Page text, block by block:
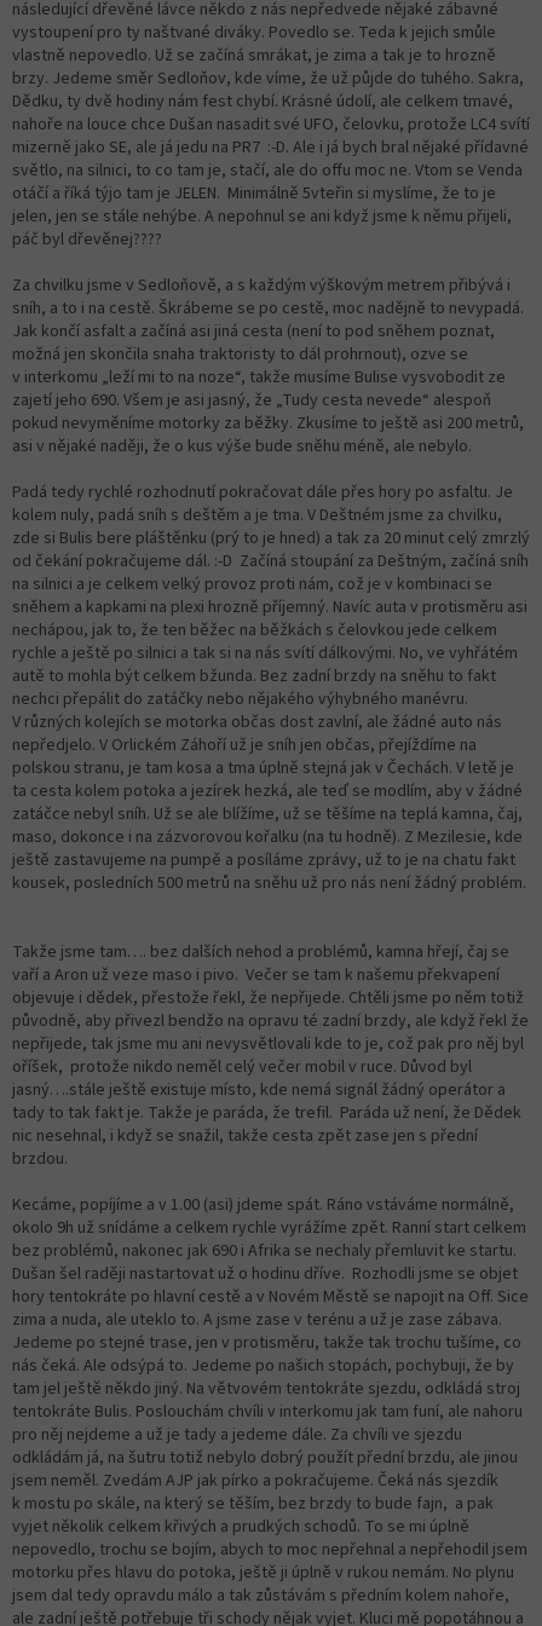
následující dřevěné lávce někdo z nás nepředvede nějaké zábavné
vystoupení pro ty naštvané diváky. Povedlo se. Teda k jejich smůle
vlastně nepovedlo. Už se začíná smrákat, je zima a tak je to hrozně
brzy. Jedeme směr Sedloňov, kde víme, že už půjde do tuhého. Sakra,
Dědku, ty dvě hodiny nám fest chybí. Krásné údolí, ale celkem tmavé,
nahoře na louce chce Dušan nasadit své UFO, čelovku, protože LC4 svítí
mizerně jako SE, ale já jedu na PR7 :-D. Ale i já bych bral nějaké přídavné
světlo, na silnici, to co tam je, stačí, ale do offu moc ne. Vtom se Venda
otáčí a říká týjo tam je JELEN. Minimálně 5vteřin si myslíme, že to je
jelen, jen se stále nehýbe. A nepohnul se ani když jsme k němu přijeli,
páč byl dřevěnej????
Za chvilku jsme v Sedloňově, a s každým výškovým metrem přibývá i
sníh, a to i na cestě. Škrábeme se po cestě, moc nadějně to nevypadá.
Jak končí asfalt a začíná asi jiná cesta (není to pod sněhem poznat,
možná jen skončila snaha traktoristy to dál prohrnout), ozve se
v interkomu „leží mi to na noze“, takže musíme Bulise vysvobodit ze
zajetí jeho 690. Všem je asi jasný, že „Tudy cesta nevede“ alespoň
pokud nevyměníme motorky za běžky. Zkusíme to ještě asi 200 metrů,
asi v nějaké naději, že o kus výše bude sněhu méně, ale nebylo.
Padá tedy rychlé rozhodnutí pokračovat dále přes hory po asfaltu. Je
kolem nuly, padá sníh s deštěm a je tma. V Deštném jsme za chvilku,
zde si Bulis bere pláštěnku (prý to je hned) a tak za 20 minut celý zmrzlý
od čekání pokračujeme dál. :-D Začíná stoupání za Deštným, začíná sníh
na silnici a je celkem velký provoz proti nám, což je v kombinaci se
sněhem a kapkami na plexi hrozně příjemný. Navíc auta v protisměru asi
nechápou, jak to, že ten běžec na běžkách s čelovkou jede celkem
rychle a ještě po silnici a tak si na nás svítí dálkovými. No, ve vyhřátém
autě to mohla být celkem bžunda. Bez zadní brzdy na sněhu to fakt
nechci přepálit do zatáčky nebo nějakého výhybného manévru.
V různých kolejích se motorka občas dost zavlní, ale žádné auto nás
nepředjelo. V Orlickém Záhoří už je sníh jen občas, přejíždíme na
polskou stranu, je tam kosa a tma úplně stejná jak v Čechách. V letě je
ta cesta kolem potoka a jezírek hezká, ale teď se modlím, aby v žádné
zatáčce nebyl sníh. Už se ale blížíme, už se těšíme na teplá kamna, čaj,
maso, dokonce i na zázvorovou kořalku (na tu hodně). Z Mezilesie, kde
ještě zastavujeme na pumpě a posíláme zprávy, už to je na chatu fakt
kousek, posledních 500 metrů na sněhu už pro nás není žádný problém.
Takže jsme tam…. bez dalších nehod a problémů, kamna hřejí, čaj se
vaří a Aron už veze maso i pivo. Večer se tam k našemu překvapení
objevuje i dědek, přestože řekl, že nepřijede. Chtěli jsme po něm totiž
původně, aby přivezl bendžo na opravu té zadní brzdy, ale když řekl že
nepřijede, tak jsme mu ani nevysvětlovali kde to je, což pak pro něj byl
oříšek, protože nikdo neměl celý večer mobil v ruce. Důvod byl
jasný….stále ještě existuje místo, kde nemá signál žádný operátor a
tady to tak fakt je. Takže je paráda, že trefil. Paráda už není, že Dědek
nic nesehnal, i když se snažil, takže cesta zpět zase jen s přední
brzdou.
Kecáme, popíjíme a v 1.00 (asi) jdeme spát. Ráno vstáváme normálně,
okolo 9h už snídáme a celkem rychle vyrážíme zpět. Ranní start celkem
bez problémů, nakonec jak 690 i Afrika se nechaly přemluvit ke startu.
Dušan šel raději nastartovat už o hodinu dříve. Rozhodli jsme se objet
hory tentokráte po hlavní cestě a v Novém Městě se napojit na Off. Sice
zima a nuda, ale uteklo to. A jsme zase v terénu a už je zase zábava.
Jedeme po stejné trase, jen v protisměru, takže tak trochu tušíme, co
nás čeká. Ale odsýpá to. Jedeme po našich stopách, pochybuji, že by
tam jel ještě někdo jiný. Na větvovém tentokráte sjezdu, odkládá stroj
tentokráte Bulis. Poslouchám chvíli v interkomu jak tam funí, ale nahoru
pro něj nejdeme a už je tady a jedeme dále. Za chvíli ve sjezdu
odkládám já, na šutru totiž nebylo dobrý použít přední brzdu, ale jinou
jsem neměl. Zvedám AJP jak pírko a pokračujeme. Čeká nás sjezdík
k mostu po skále, na který se těším, bez brzdy to bude fajn, a pak
vyjet několik celkem křivých a prudkých schodů. To se mi úplně
nepovedlo, trochu se bojím, abych to moc nepřehnal a nepřehodil jsem
motorku přes hlavu do potoka, ještě ji úplně v rukou nemám. No plynu
jsem dal tedy opravdu málo a tak zůstávám s předním kolem nahoře,
ale zadní ještě potřebuje tři schody nějak vyjet. Kluci mě popotáhnou a